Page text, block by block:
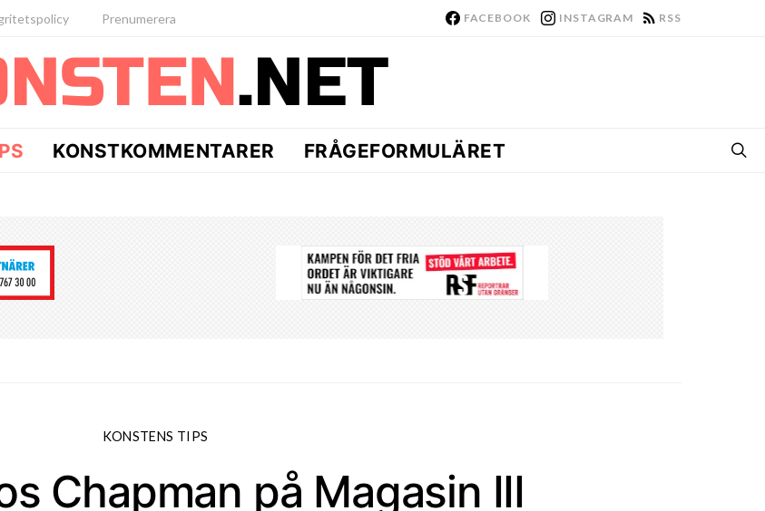
Prenumerera FACEBOOK INSTAGRAM RSS
KONSTKOMMENTARER FRÅGEFORMULÄRET
KONSTENS TIPS
Chapman på Magasin III